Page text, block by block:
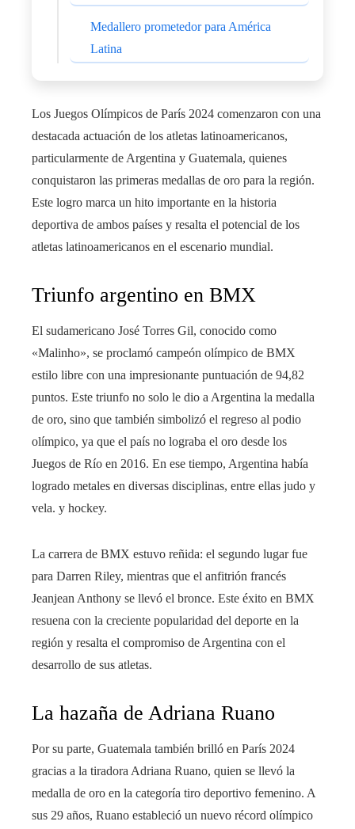
Medallero prometedor para América
Latina
Los Juegos Olímpicos de París 2024 comenzaron con una
destacada actuación de los atletas latinoamericanos,
particularmente de Argentina y Guatemala, quienes
conquistaron las primeras medallas de oro para la región.
Este logro marca un hito importante en la historia
deportiva de ambos países y resalta el potencial de los
atletas latinoamericanos en el escenario mundial.
Triunfo argentino en BMX
El sudamericano José Torres Gil, conocido como
«Malinho», se proclamó campeón olímpico de BMX
estilo libre con una impresionante puntuación de 94,82
puntos. Este triunfo no solo le dio a Argentina la medalla
de oro, sino que también simbolizó el regreso al podio
olímpico, ya que el país no lograba el oro desde los
Juegos de Río en 2016. En ese tiempo, Argentina había
logrado metales en diversas disciplinas, entre ellas judo y
vela. y hockey.
La carrera de BMX estuvo reñida: el segundo lugar fue
para Darren Riley, mientras que el anfitrión francés
Jeanjean Anthony se llevó el bronce. Este éxito en BMX
resuena con la creciente popularidad del deporte en la
región y resalta el compromiso de Argentina con el
desarrollo de sus atletas.
La hazaña de Adriana Ruano
Por su parte, Guatemala también brilló en París 2024
gracias a la tiradora Adriana Ruano, quien se llevó la
medalla de oro en la categoría tiro deportivo femenino. A
sus 29 años, Ruano estableció un nuevo récord olímpico